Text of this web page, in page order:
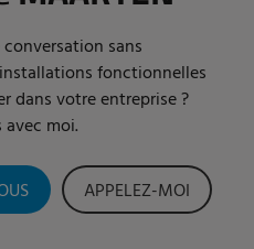
sans
fonctionnelles
dans votre entreprise ?
moi.
APPELEZ-MOI